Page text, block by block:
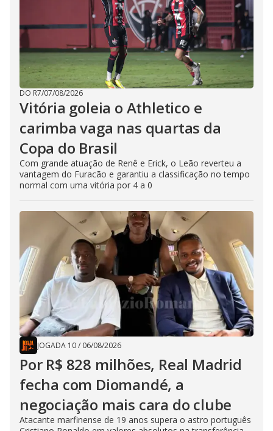
DO R7/07/08/2026
Vitória goleia o Athletico e
carimba vaga nas quartas da
Copa do Brasil
Com grande atuação de Renê e Erick, o Leão reverteu a
vantagem do Furacão e garantiu a classificação no tempo
normal com uma vitória por 4 a 0
JOGADA 10/ 06/08/2026
Por R$ 828 milhões, Real Madrid
fecha com Diomandé, a
negociação mais cara do clube
Atacante marfinense de 19 anos supera o astro português